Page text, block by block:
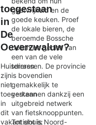
toegestaan
in
De
Oeverzwaluw?
Huisdieren
zijn
niet
toegestaan
in
dit
vakantiehuis;
gastvrijheid en de
goede keuken. Proef
de lokale bieren, de
beroemde Bossche
bollen en geniet van
een van de vele
terrassen. De provincie
is bovendien
gemakkelijk te
verkennen dankzij een
uitgebreid netwerk
van fietsknooppunten.
Tot slot is Noord-